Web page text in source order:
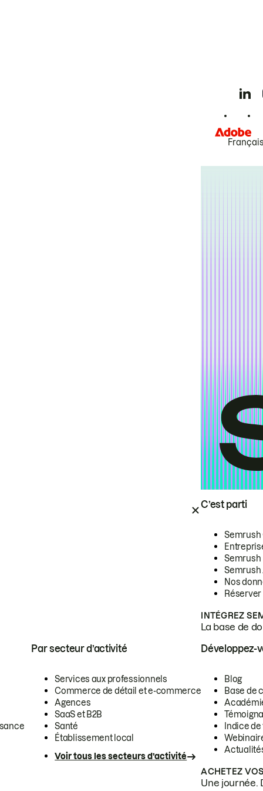
C’est parti
Semrush
Semrush
Semrush
Nos
INTÉGREZ
La base de
Par secteur d’activité
Services aux professionnels
Commerce de détail et e-commerce
Agences
SaaS et B2B
Santé
Établissement local
Voir tous les secteurs d’activité
Développez-
Blog
Base de
Indice
ACHETEZ
Une journée.